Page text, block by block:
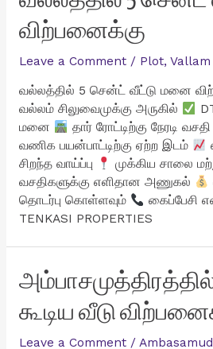
விற்பனைக்கு
Leave a Comment / Plot, Vallam
வல்லத்தில் 5 சென்ட் வீட்டு மனை
வல்லம் சிலுவைமுக்கு அருகில்
மனை
தார் ரோட்டிற்கு நேரடி வசதி
வணிக பயன்பாட்டிற்கு ஏற்ற இடம்
சிறந்த வாய்ப்பு
முக்கிய சாலை
வசதிகளுக்கு எளிதான அணுகல்
தொடர்பு கொள்ளவும்
கைப்பேசி
TENKASI PROPERTIES
கூடிய வீடு
Leave a Comment /